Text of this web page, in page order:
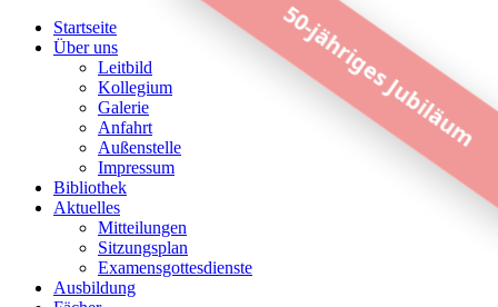
Startseite
Über uns
Leitbild
Kollegium
Galerie
Anfahrt
Außenstelle
Impressum
Bibliothek
Aktuelles
Mitteilungen
Sitzungsplan
Examensgottesdienste
Ausbildung
50-jähriges Jubiläum